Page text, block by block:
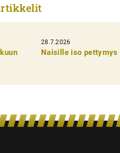
28.7.2026
Naisille iso pettymys